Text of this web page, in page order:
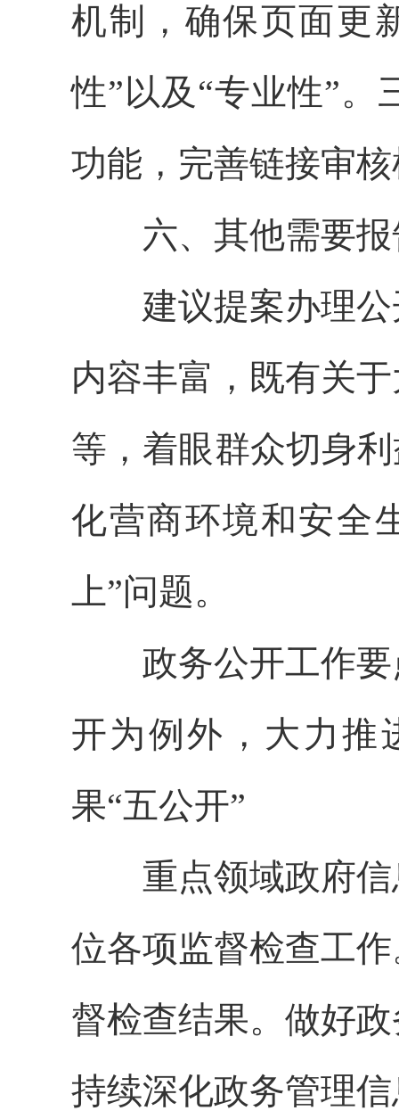
机制，确保页面更
性”以及“专业性”。
功能，完善链接审
六、其他需要报
建议提案办理公
内容丰富，既有关
等，着眼群众切身
化营商环境和安全
上”问题。
政务公开工作要
开为例外，大力推
果“五公开”
重点领域政府信
位各项监督检查工
督检查结果。做好
持续深化政务管理